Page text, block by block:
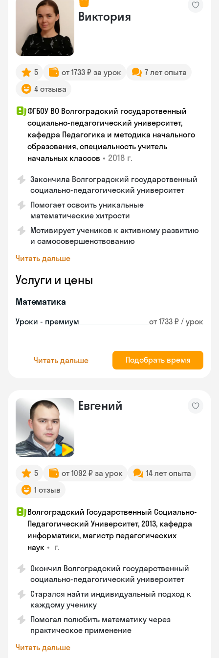
Виктория
5 от 1733 ₽ за урок
7 лет опыта
4 отзыва
ФГБОУ ВО Волгоградский государственный
социально-педагогический университет,
кафедра Педагогика и методика начального
образования, специальность учитель
начальных классов • 2018 г.
Закончила Волгоградский государственный
социально-педагогический университет
Помогает освоить уникальные
математические хитрости
Мотивирует учеников к активному развитию
и самосовершенствованию
Читать дальше
Услуги и цены
Математика
Уроки - премиум от 1733 ₽ / урок
Читать дальше Подобрать время
Евгений
5 от 1092 ₽ за урок
14 лет опыта
1 отзыв
Волгоградский Государственный Социально-
Педагогический Университет, 2013, кафедра
информатики, магистр педагогических
наук • г.
Окончил Волгоградский государственный
социально-педагогический университет
Старался найти индивидуальный подход к
каждому ученику
Помогал полюбить математику через
практическое применение
Читать дальше